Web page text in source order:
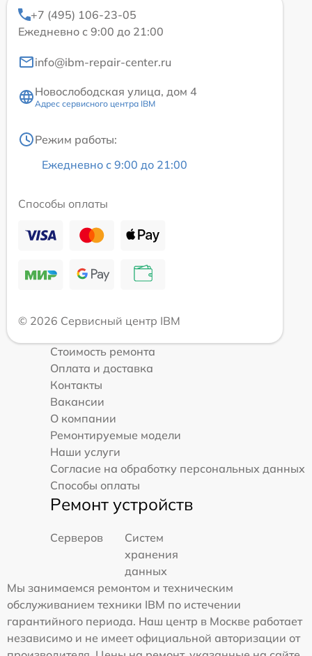
+7 (495) 106-23-05
Ежедневно с 9:00 до 21:00
info@ibm-repair-center.ru
Новослободская улица, дом 4
Адрес сервисного центра IBM
Режим работы:
Ежедневно с 9:00 до 21:00
Способы оплаты
© 2026 Сервисный центр IBM
Стоимость ремонта
Оплата и доставка
Контакты
Вакансии
О компании
Ремонтируемые модели
Наши услуги
Согласие на обработку персональных данных
Способы оплаты
Ремонт устройств
Серверов
Систем
хранения
данных
Мы занимаемся ремонтом и техническим
обслуживанием техники IBM по истечении
гарантийного периода. Наш центр в Москве работает
независимо и не имеет официальной авторизации от